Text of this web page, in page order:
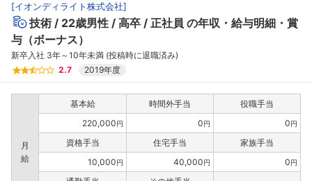
[イオンディライト株式会社]
技術 22歳男性 高卒 正社員 の年収・給与明細・賞
与（ボーナス）
新卒入社 3年～10年未満 (投稿時に退職済み)
2.7
2019年度
月
給
基本給 時間外手当
役職手当
220,000円 0円 0円
資格手当 住宅手当
家族手当
10,000円 40,000円 0円